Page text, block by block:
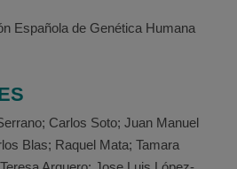
Española de Genética Humana
Carlos Soto; Juan Manuel
Blas; Raquel Mata; Tamara